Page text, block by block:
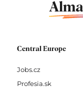
Central Europe
Jobs.cz
Profesia.sk